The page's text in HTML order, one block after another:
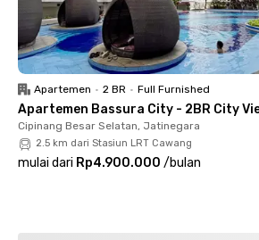
mencapai RS Islam Jakarta Pondok Kopi
berkendara.
Uma Kost Teraputi Duren Sawit
dengan furnitur, AC, WiFi, dan kamar
bersama termasuk dapur, kulkas, kompor,
motor, serta layanan laundry dan
online booking agar tidak kehabisan kamar!
Apartemen • 2 BR • Full Furnished
Apartemen Bassura City - 2BR City
Cipinang Besar Selatan, Jatinegara
2.5 km dari Stasiun LRT Cawang
mulai dari Rp4.900.000 /bulan